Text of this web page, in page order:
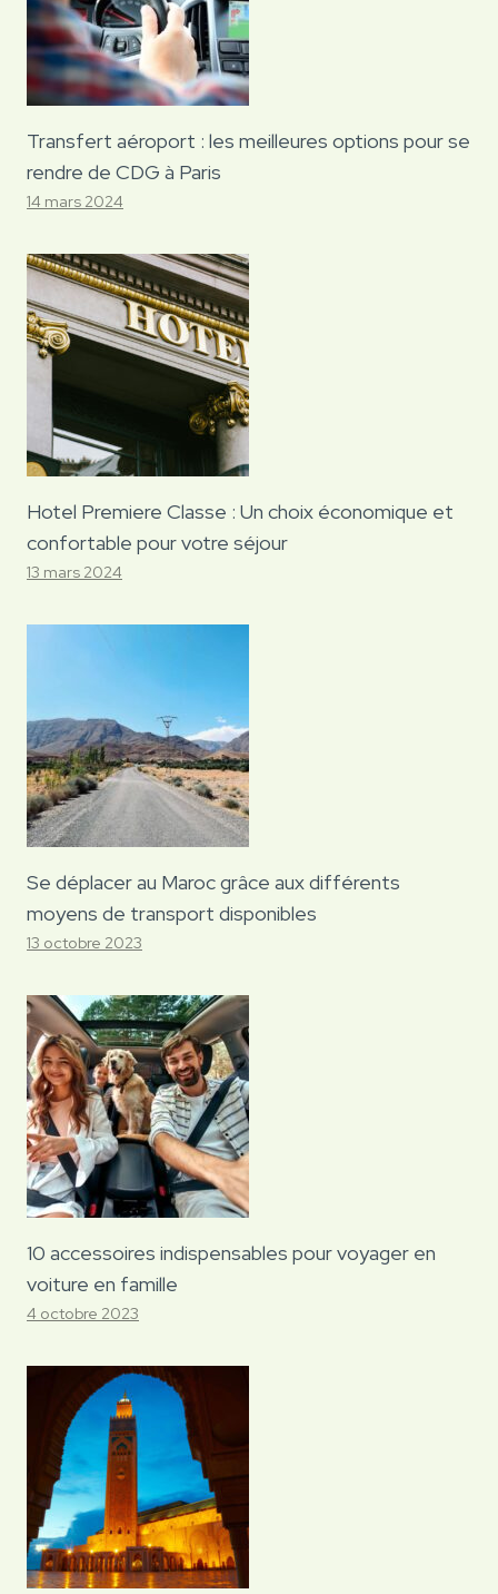
Transfert aéroport : les meilleures options pour se
rendre de CDG à Paris
14 mars 2024
Hotel Premiere Classe : Un choix économique et
confortable pour votre séjour
13 mars 2024
Se déplacer au Maroc grâce aux différents
moyens de transport disponibles
13 octobre 2023
10 accessoires indispensables pour voyager en
voiture en famille
4 octobre 2023